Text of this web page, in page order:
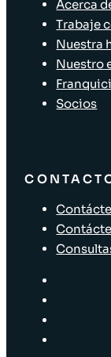
Acerca
Trabaje
Nuestra
Nuestro
Socios